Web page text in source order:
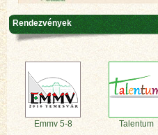
Rendezvények
Emmv 5-8 Talentum